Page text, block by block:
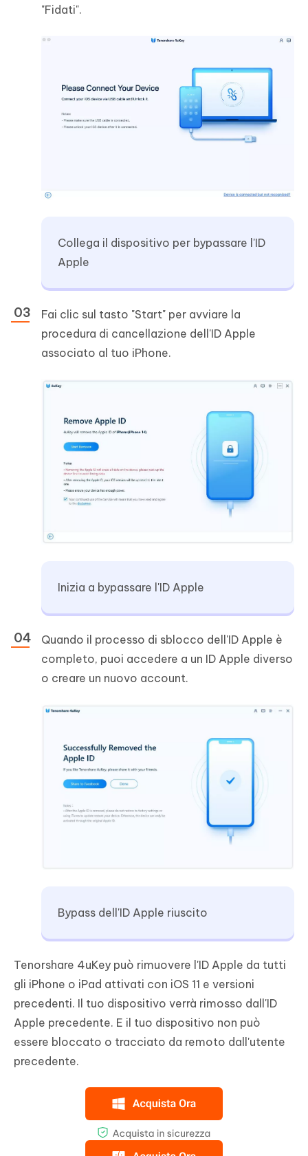
"Fidati".
Collega il dispositivo per bypassare l'ID
Apple
Fai clic sul tasto "Start" per avviare la
procedura di cancellazione dell'ID Apple
associato al tuo iPhone.
Inizia a bypassare l'ID Apple
Quando il processo di sblocco dell'ID Apple è
completo, puoi accedere a un ID Apple diverso
o creare un nuovo account.
Bypass dell'ID Apple riuscito
Tenorshare 4uKey può rimuovere l'ID Apple da tutti
gli iPhone o iPad attivati con iOS 11 e versioni
precedenti. Il tuo dispositivo verrà rimosso dall'ID
Apple precedente. E il tuo dispositivo non può
essere bloccato o tracciato da remoto dall'utente
precedente.